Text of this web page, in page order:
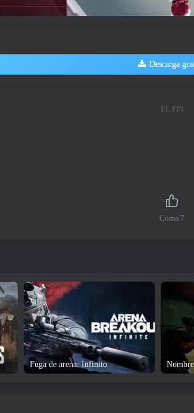
Descarga
EL FIN
Como 7
Fuga de arena: Infinito